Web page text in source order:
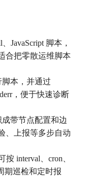
JavaScript 脚本，
合把零散运维脚本
本，并通过
，便于快速诊断
带节点配置和边
、上报等多步自动
interval、cron、
期巡检和定时报